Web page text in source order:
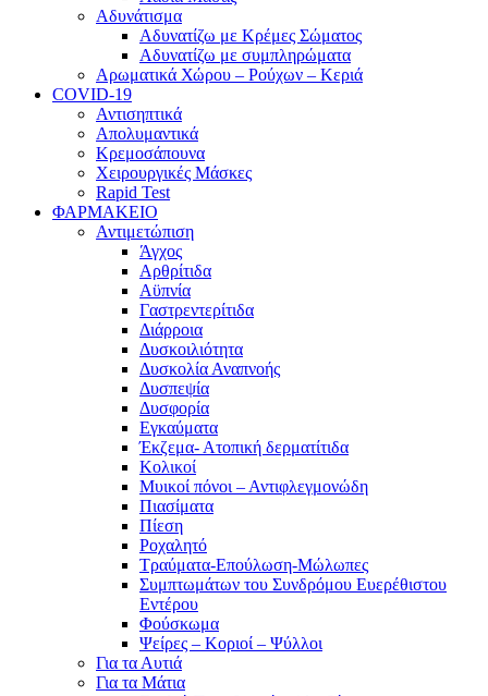
Αδυνάτισμα
Αδυνατίζω με Κρέμες Σώματος
Αδυνατίζω με συμπληρώματα
Αρωματικά Χώρου – Ρούχων – Κεριά
COVID-19
Αντισηπτικά
Απολυμαντικά
Κρεμοσάπουνα
Χειρουργικές Μάσκες
Rapid Test
ΦΑΡΜΑΚΕΙΟ
Αντιμετώπιση
Άγχος
Αρθρίτιδα
Αϋπνία
Γαστρεντερίτιδα
Διάρροια
Δυσκοιλιότητα
Δυσκολία Αναπνοής
Δυσπεψία
Δυσφορία
Εγκαύματα
Έκζεμα- Ατοπική δερματίτιδα
Κολικοί
Μυικοί πόνοι – Αντιφλεγμονώδη
Πιασίματα
Πίεση
Ροχαλητό
Τραύματα-Επούλωση-Μώλωπες
Συμπτωμάτων του Συνδρόμου Ευερέθιστου
Εντέρου
Φούσκωμα
Ψείρες – Κοριοί – Ψύλλοι
Για τα Αυτιά
Για τα Μάτια